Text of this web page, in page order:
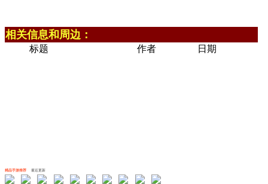
相关信息和周边：
标题 作者 日期
精品手游推荐 最近更新